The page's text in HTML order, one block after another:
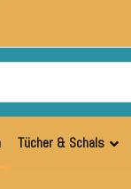
Tücher & Schals